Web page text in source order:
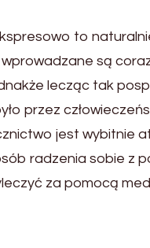
to
wprowadzane są
lecząc tak
przez
jest wybitnie
radzenia sobie z
za pomocą